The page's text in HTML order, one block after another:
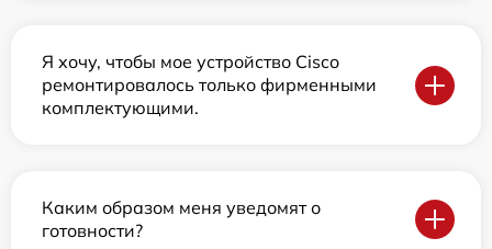
Я хочу, чтобы мое устройство Cisco
ремонтировалось только фирменными
комплектующими.
Каким образом меня уведомят о
готовности?